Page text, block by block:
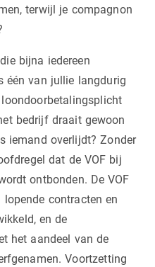
terwijl je compagnon
bijna iedereen
één van jullie langdurig
bedrijf draait gewoon
iemand overlijdt? Zonder
dat de VOF bij
ontbonden. De VOF
contracten en
en de
het aandeel van de
Voortzetting